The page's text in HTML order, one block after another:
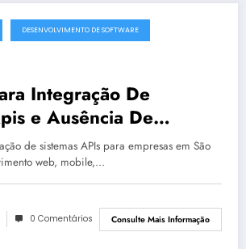
DESENVOLVIMENTO DE SOFTWARE
Integração De
e Ausência De
Técnica em São Luís |
– Guia 2199
de sistemas APIs para empresas em São
web, mobile,…
0 Comentários Consulte Mais Informação